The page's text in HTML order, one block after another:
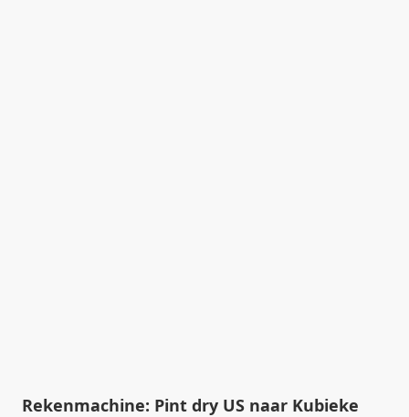
Rekenmachine: Pint dry US naar Kubieke